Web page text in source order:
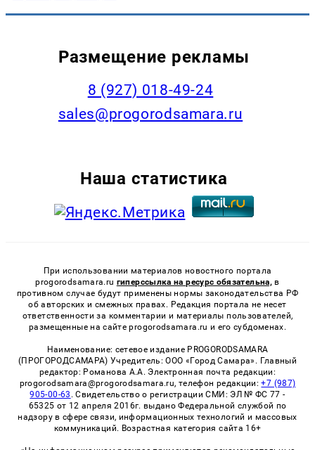
Размещение рекламы
8 (927) 018-49-24
sales@progorodsamara.ru
Наша статистика
При использовании материалов новостного портала
progorodsamara.ru гиперссылка на ресурс обязательна, в
противном случае будут применены нормы законодательства РФ
об авторских и смежных правах. Редакция портала не несет
ответственности за комментарии и материалы пользователей,
размещенные на сайте progorodsamara.ru и его субдоменах.
Наименование: сетевое издание PROGORODSAMARA
(ПРОГОРОДСАМАРА) Учредитель: ООО «Город Самара». Главный
редактор: Романова А.А. Электронная почта редакции:
progorodsamara@progorodsamara.ru, телефон редакции:+7 (987)
905-00-63 . Свидетельство о регистрации СМИ: ЭЛ № ФС 77 -
65325 от 12 апреля 2016г. выдано Федеральной службой по
надзору в сфере связи, информационных технологий и массовых
коммуникаций. Возрастная категория сайта 16+